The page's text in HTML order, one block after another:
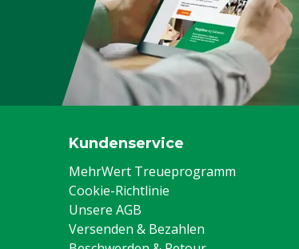
Kundenservice
MehrWert Treueprogramm
Cookie-Richtlinie
Unsere AGB
Versenden & Bezahlen